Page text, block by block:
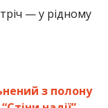
— у рідному
з полону